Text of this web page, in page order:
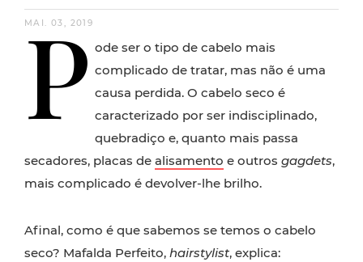
MAI. 03, 2019
P ode ser o tipo de cabelo mais
complicado de tratar, mas não é uma
causa perdida. O cabelo seco é
caracterizado por ser indisciplinado,
quebradiço e, quanto mais passa
secadores, placas de alisamento e outros gagdets,
mais complicado é devolver-lhe brilho.
Afinal, como é que sabemos se temos o cabelo
seco? Mafalda Perfeito, hairstylist, explica: